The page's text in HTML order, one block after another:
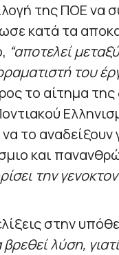
της ΠΟΕ να
κατά τα
“αποτελεί
του
το αίτημα
το αναδείξουν
και
την
στην
βρεθεί λύση,